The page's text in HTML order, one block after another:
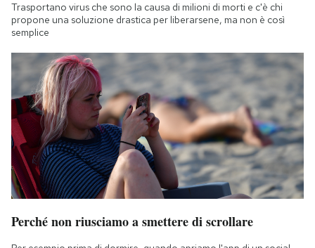
Trasportano virus che sono la causa di milioni di morti e c'è chi
propone una soluzione drastica per liberarsene, ma non è così
semplice
Perché non riusciamo a smettere di scrollare